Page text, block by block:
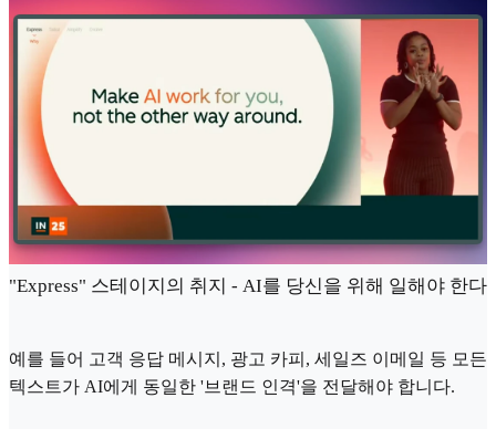
"Express" 스테이지의 취지 - AI를 당신을 위해 일해야 한다
예를 들어 고객 응답 메시지, 광고 카피, 세일즈 이메일 등 모든
텍스트가 AI에게 동일한 '브랜드 인격'을 전달해야 합니다.